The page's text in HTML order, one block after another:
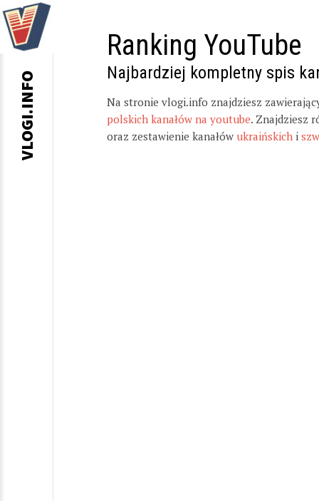
Ranking YouTube
Najbardziej kompletny spis
Na stronie vlogi.info znajdziesz
polskich kanałów na youtube. Znajdziesz
oraz zestawienie kanałów ukraińskich i
VLOGI.INFO